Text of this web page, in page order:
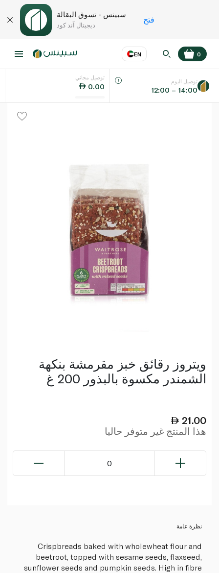
سبينس - تسوق البقالة
ديجيتال آند كود
فتح
EN
اللغة عر
0
توصيل مجاني
0.00
توصيل اليوم
12:00 – 14:00
ويتروز رقائق خبز مقرمشة بنكهة
الشمندر مكسوة بالبذور 200 غ
21.00
هذا المنتج غير متوفر حاليا
0
نظرة عامة
Crispbreads baked with wholewheat flour and
beetroot, topped with sesame seeds, flaxseed,
sunflower seeds and pumpkin seeds. High in fibre